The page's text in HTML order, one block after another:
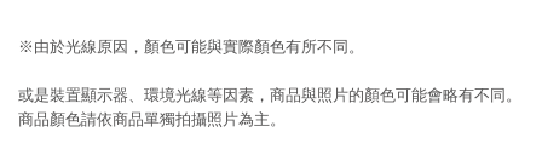
※由於光線原因，顏色可能與實際顏色有所不同。
或是裝置顯示器、環境光線等因素，商品與照片的顏色可能會略有不同。
商品顏色請依商品單獨拍攝照片為主。